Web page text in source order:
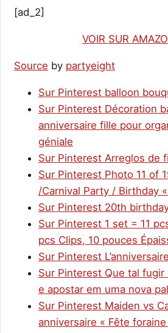
[ad_2]
VOIR SUR
Source by partyeight
Sur Pinterest balloon
Sur Pinterest Décoration
anniversaire fille pour
géniale
Sur Pinterest Arreglos de
Sur Pinterest Photo 11 of
/Carnival Party / Birthday
Sur Pinterest 20th
Sur Pinterest 1 set = 11
pcs Clips, 10 pouces
Sur Pinterest
Sur Pinterest Que tal
e apostar em uma nova
Sur Pinterest Maiden vs
anniversaire « Fête